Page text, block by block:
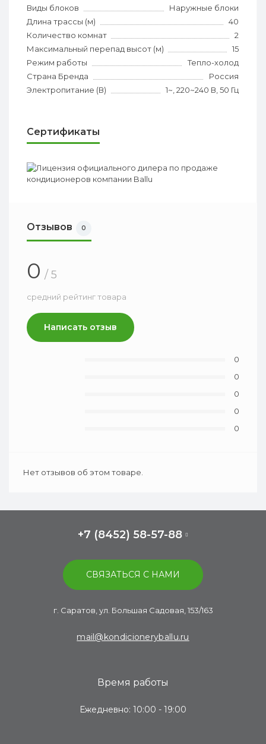
Виды блоков
Наружные блоки
Длина трассы (м)
40
Количество комнат
2
Максимальный перепад высот (м)
15
Режим работы
Тепло-холод
Страна Бренда
Россия
Электропитание (В)
1~, 220~240 В, 50 Гц
Сертификаты
Отзывов 0
0 / 5
средний рейтинг товара
Написать отзыв
0
0
0
0
0
Нет отзывов об этом товаре.
+7 (8452) 58-57-88
СВЯЗАТЬСЯ С НАМИ
г. Саратов, ул. Большая Садовая, 153/163
mail@kondicioneryballu.ru
Время работы
Ежедневно: 10:00 - 19:00